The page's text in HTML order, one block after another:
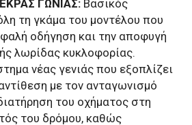
ΓΩΝΙΑΣ: Βασικός
τη γκάμα του μοντέλου που
οδήγηση και την αποφυγή
λωρίδας κυκλοφορίας.
νέας γενιάς που εξοπλίζει
με τον ανταγωνισμό
του οχήματος στη
του δρόμου, καθώς